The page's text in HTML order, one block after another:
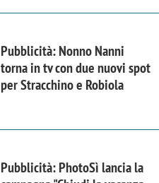
Pubblicità: Nonno Nanni
torna in tv con due nuovi spot
per Stracchino e Robiola
Pubblicità: PhotoSì lancia la